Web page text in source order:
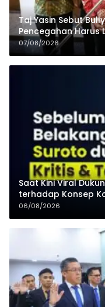
Taj Yasin Sebut
Pencegahan Harus
Pesantren
07/08/2026
Saat Kini Viral
terhadap Konsep
06/08/2026